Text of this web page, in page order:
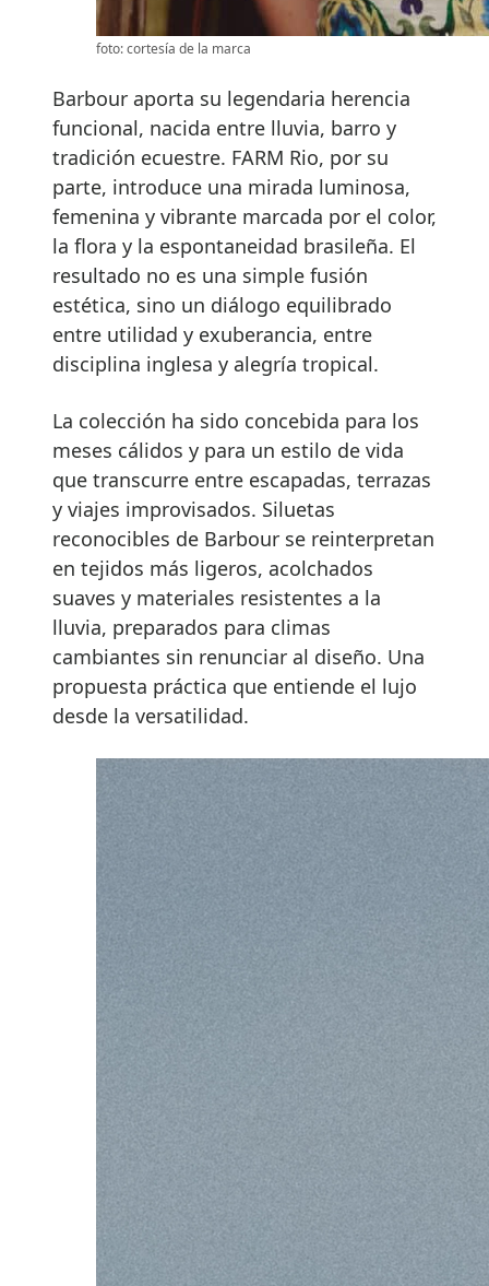
foto: cortesía de la marca
Barbour aporta su legendaria herencia
funcional, nacida entre lluvia, barro y
tradición ecuestre. FARM Rio, por su
parte, introduce una mirada luminosa,
femenina y vibrante marcada por el color,
la flora y la espontaneidad brasileña. El
resultado no es una simple fusión
estética, sino un diálogo equilibrado
entre utilidad y exuberancia, entre
disciplina inglesa y alegría tropical.
La colección ha sido concebida para los
meses cálidos y para un estilo de vida
que transcurre entre escapadas, terrazas
y viajes improvisados. Siluetas
reconocibles de Barbour se reinterpretan
en tejidos más ligeros, acolchados
suaves y materiales resistentes a la
lluvia, preparados para climas
cambiantes sin renunciar al diseño. Una
propuesta práctica que entiende el lujo
desde la versatilidad.